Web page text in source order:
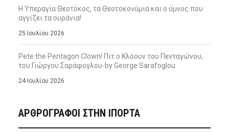
Η Υπεραγία Θεοτόκος, τα Θεοτοκονύμια και ο ύμνος που
αγγίζει τα ουράνια!
25 Ιουλίου 2026
Pete the Pentagon Clown! Πιτ ο Κλόουν του Πενταγώνου,
του Γιώργου Σαράφογλου-by George Sarafoglou
24 Ιουλίου 2026
ΑΡΘΡΟΓΡΑΦΟΙ ΣΤΗΝ IΠΟΡΤΑ